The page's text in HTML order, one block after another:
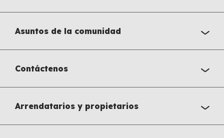
Asuntos de la comunidad
Contáctenos
Arrendatarios y propietarios